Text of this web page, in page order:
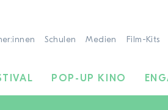
Schulen Medien Film-Kits
POP-UP KINO